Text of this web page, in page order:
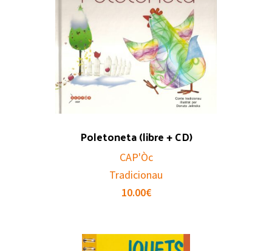
Poletoneta (libre + CD)
CAP'Òc
Tradicionau
10.00€